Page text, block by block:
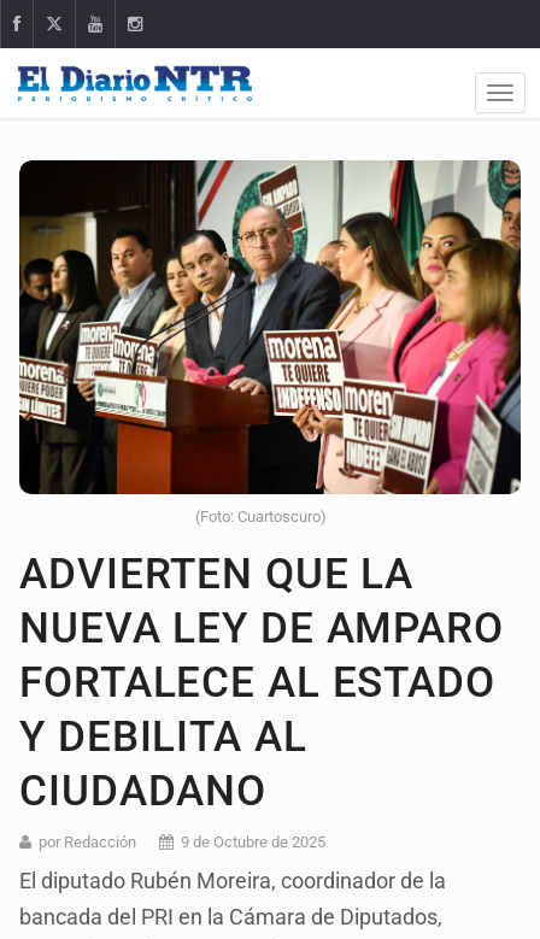
(Foto: Cuartoscuro)
ADVIERTEN QUE LA
NUEVA LEY DE AMPARO
FORTALECE AL ESTADO
Y DEBILITA AL
CIUDADANO
por Redacción 9 de Octubre de 2025
El diputado Rubén Moreira, coordinador de la
bancada del PRI en la Cámara de Diputados,